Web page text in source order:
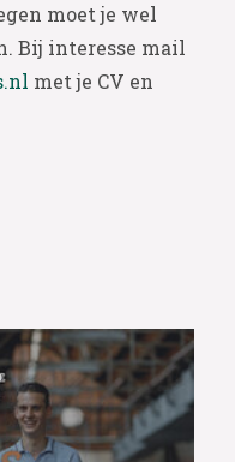
moet je wel
Bij interesse mail
met je CV en